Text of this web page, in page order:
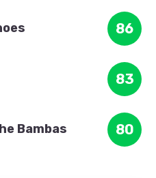
86
83
Bambas 80